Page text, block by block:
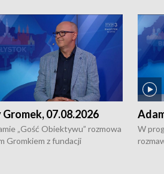
07.08.2026
„Gość Obiektywu” rozmowa
Gromkiem z fundacji
W